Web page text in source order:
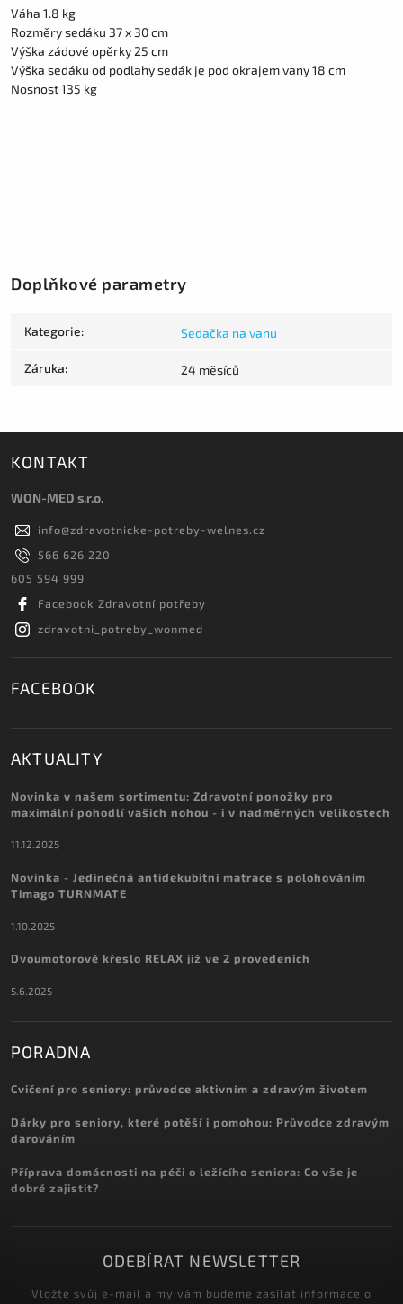
Váha 1.8 kg
Rozměry sedáku 37 x 30 cm
Výška zádové opěrky 25 cm
Výška sedáku od podlahy sedák je pod okrajem vany 18 cm
Nosnost 135 kg
Doplňkové parametry
Kategorie: Sedačka na vanu
Záruka: 24 měsíců
KONTAKT
WON-MED s.r.o.
info@zdravotnicke-potreby-welnes.cz
566 626 220
605 594 999
Facebook Zdravotní potřeby
zdravotni_potreby_wonmed
FACEBOOK
AKTUALITY
Novinka v našem sortimentu: Zdravotní ponožky pro
maximální pohodlí vašich nohou - i v nadměrných velikostech
11.12.2025
Novinka - Jedinečná antidekubitní matrace s polohováním
Timago TURNMATE
1.10.2025
Dvoumotorové křeslo RELAX již ve 2 provedeních
5.6.2025
PORADNA
Cvičení pro seniory: průvodce aktivním a zdravým životem
Dárky pro seniory, které potěší i pomohou: Průvodce zdravým
darováním
Příprava domácnosti na péči o ležícího seniora: Co vše je
dobré zajistit?
ODEBÍRAT NEWSLETTER
Vložte svůj e-mail a my vám budeme zasílat informace o